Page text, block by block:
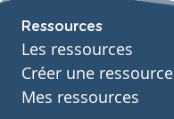
Ressources
Les ressources
Créer une ressource
Mes ressources